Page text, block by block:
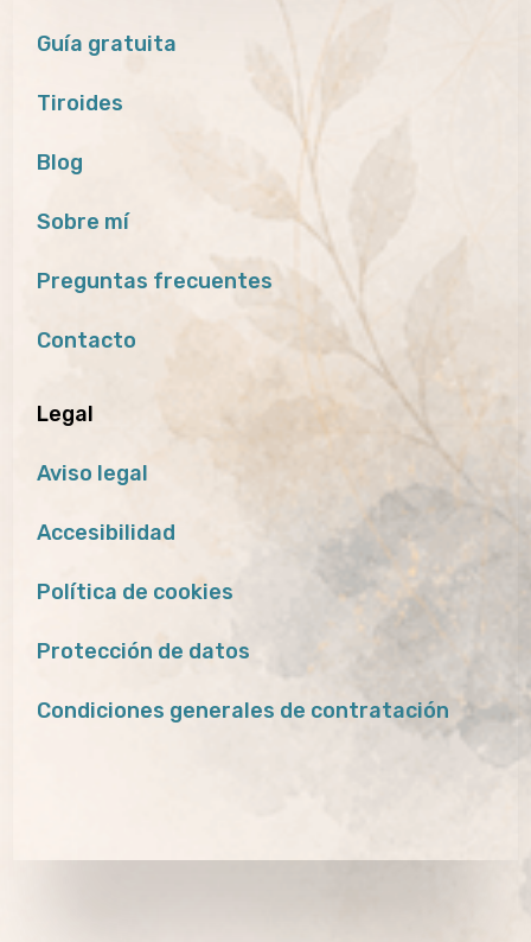
Guía gratuita
Tiroides
Blog
Sobre mí
Preguntas frecuentes
Contacto
Legal
Aviso legal
Accesibilidad
Política de cookies
Protección de datos
Condiciones generales de contratación